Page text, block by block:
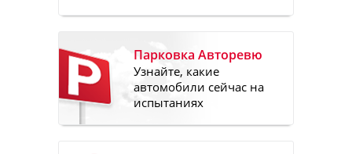
Парковка Авторевю
Узнайте, какие
автомобили сейчас на
испытаниях